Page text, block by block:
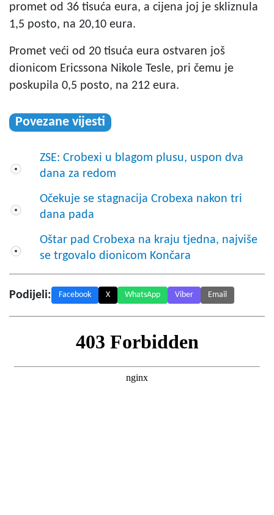
promet od 36 tisuća eura, a cijena joj je skliznula
1,5 posto, na 20,10 eura.
Promet veći od 20 tisuća eura ostvaren još
dionicom Ericssona Nikole Tesle, pri čemu je
poskupila 0,5 posto, na 212 eura.
Povezane vijesti
ZSE: Crobexi u blagom plusu, uspon dva
dana za redom
Očekuje se stagnacija Crobexa nakon tri
dana pada
Oštar pad Crobexa na kraju tjedna, najviše
se trgovalo dionicom Končara
Podijeli: Facebook X WhatsApp Viber Email